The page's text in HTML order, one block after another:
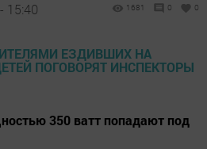
15:40 1681 0 0
350 ватт попадают под